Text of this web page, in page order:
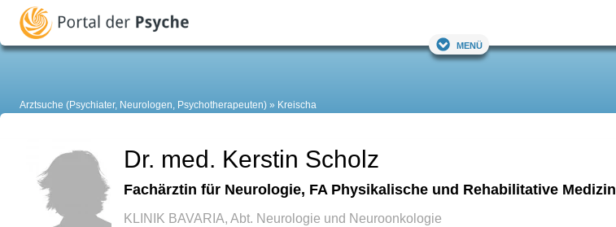
Menü
Arztsuche (Psychiater, Neurologen, Psychotherapeuten) Kreischa
Dr. med. Kerstin Scholz
Fachärztin für Neurologie, FA Physikalische und Rehabilitative Medizin
KLINIK BAVARIA, Abt. Neurologie und Neuroonkologie